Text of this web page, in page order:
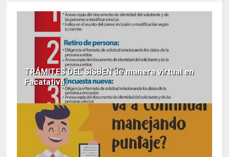
TRÁMITES DEL SISBEN de manera virtual en
Facatativá.